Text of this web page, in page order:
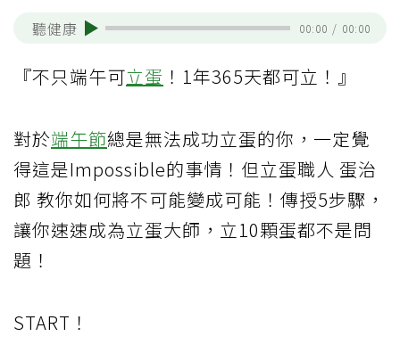
聽健康 00:00 / 00:00
『不只端午可立蛋 ！1年365天都可立！』
對於端午節總是無法成功立蛋的你，一定覺
得這是Impossible的事情！但立蛋職人 蛋治
郎 教你如何將不可能變成可能！傳授5步驟，
讓你速速成為立蛋大師，立10顆蛋都不是問
題！
START！